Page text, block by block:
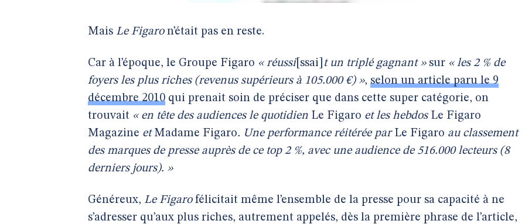
Mais Le Figaron’était pas en reste.
Car à l’époque, le Groupe Figaro « réussi[ssai] t un triplé gagnant »sur « les 2 % de
foyers les plus riches (revenus supérieurs à 105.000 €) », selon un article paru le 9
décembre 2010 qui prenait soin de préciser que dans cette super catégorie, on
trouvait « en tête des audiences le quotidien Le Figaro et les hebdos Le Figaro
Magazine et Madame Figaro. Une performance réitérée par Le Figaro au classement
des marques de presse auprès de ce top 2 %, avec une audience de 516.000 lecteurs (8
derniers jours). »
Généreux, Le Figarofélicitait même l’ensemble de la presse pour sa capacité à ne
s’adresser qu’aux plus riches, autrement appelés, dès la première phrase de l’article,